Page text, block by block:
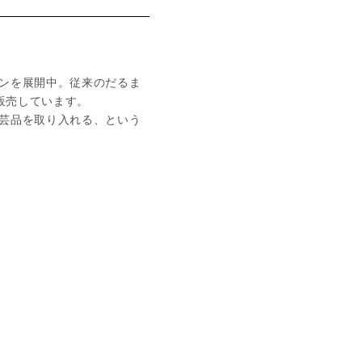
を展開中。従来のだるま
しています。
品を取り入れる、という